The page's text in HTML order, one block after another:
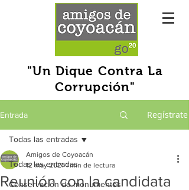
"Un Dique Contra La
Corrupción"
Entrada Regístrate
Todas las entradas
Conservación de monumentos
Todas las entradas
Reunión con la candidata
Amigos de Coyoacán
12 may 2021 1 min de lectura